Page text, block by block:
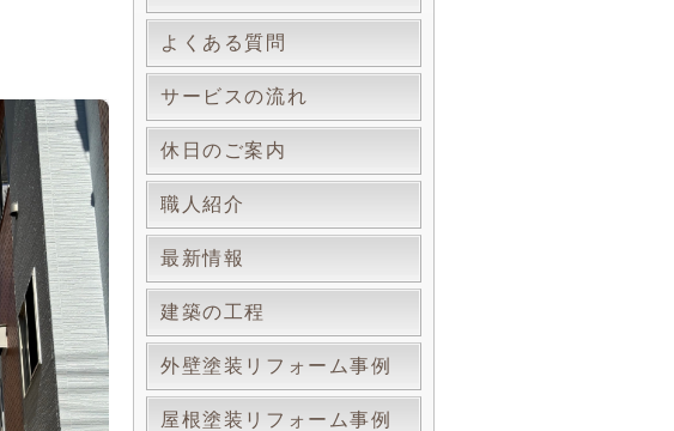
よくある質問
サービスの流れ
休日のご案内
職人紹介
最新情報
建築の工程
外壁塗装リフォーム事例
屋根塗装リフォーム事例